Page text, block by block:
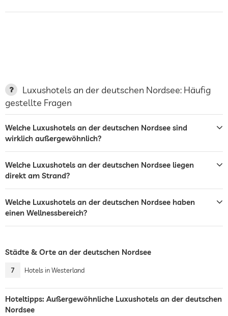
Luxushotels an der deutschen Nordsee: Häufig
gestellte Fragen
Welche Luxushotels an der deutschen Nordsee sind
wirklich außergewöhnlich?
Welche Luxushotels an der deutschen Nordsee liegen
direkt am Strand?
Welche Luxushotels an der deutschen Nordsee haben
einen Wellnessbereich?
Städte & Orte an der deutschen Nordsee
7 Hotels in Westerland
Hoteltipps: Außergewöhnliche Luxushotels an der deutschen
Nordsee